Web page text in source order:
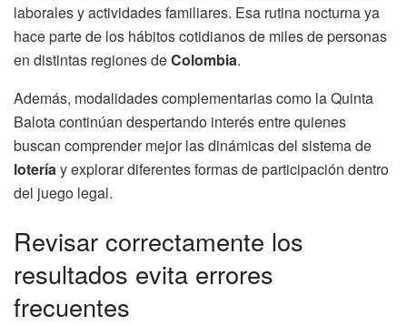
laborales y actividades familiares. Esa rutina nocturna ya
hace parte de los hábitos cotidianos de miles de personas
en distintas regiones deColombia.
Además, modalidades complementarias como la Quinta
Balota continúan despertando interés entre quienes
buscan comprender mejor las dinámicas del sistema de
loteríay explorar diferentes formas de participación dentro
del juego legal.
Revisar correctamente los
resultados evita errores
frecuentes